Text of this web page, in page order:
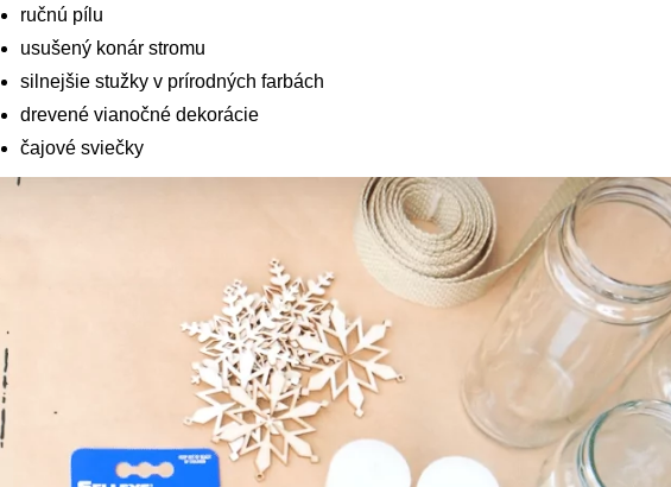
ručnú pílu
usušený konár stromu
silnejšie stužky v prírodných farbách
drevené vianočné dekorácie
čajové sviečky